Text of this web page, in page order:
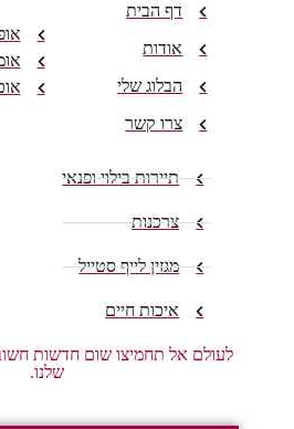
דף הבית
אודות
הבלוג שלי
צרו קשר
תיירות בילוי ופנאי
צרכנות
מגזין לייף סטייל
איכות חיים
לעולם אל תחמיצו שום חדשות
שלנו.